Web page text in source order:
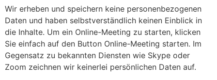
Wir erheben und speichern keine personenbezogenen
Daten und haben selbstverständlich keinen Einblick in
die Inhalte. Um ein Online-Meeting zu starten, klicken
Sie einfach auf den Button Online-Meeting starten. Im
Gegensatz zu bekannten Diensten wie Skype oder
Zoom zeichnen wir keinerlei persönlichen Daten auf.